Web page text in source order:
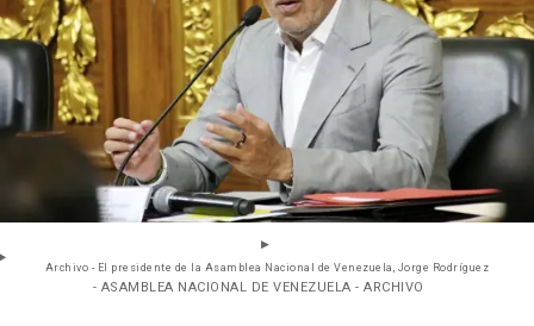
Archivo - El presidente de la Asamblea Nacional de Venezuela, Jorge Rodríguez
- ASAMBLEA NACIONAL DE VENEZUELA - ARCHIVO